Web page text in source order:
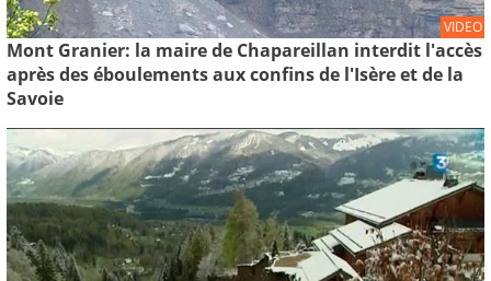
VIDEO
Mont Granier: la maire de Chapareillan interdit l'accès
après des éboulements aux confins de l'Isère et de la
Savoie